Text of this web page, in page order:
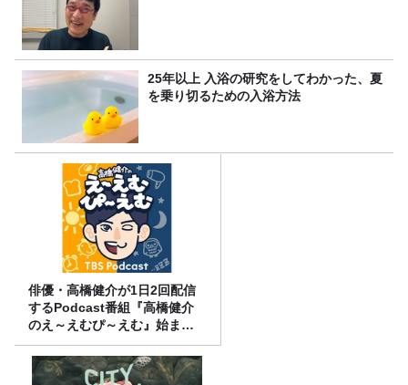
25年以上 入浴の研究をしてわかった、夏
を乗り切るための入浴方法
俳優・高橋健介が1日2回配信
するPodcast番組『高橋健介
のえ～えむぴ～えむ』始まり
ます